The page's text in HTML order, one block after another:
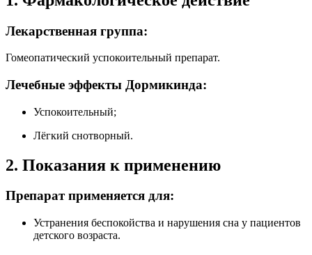
Лекарственная группа:
Гомеопатический успокоительный препарат.
Лечебные эффекты Дормикинда:
Успокоительный;
Лёгкий снотворный.
2. Показания к применению
Препарат применяется для:
Устранения беспокойства и нарушения сна у пациентов
детского возраста.